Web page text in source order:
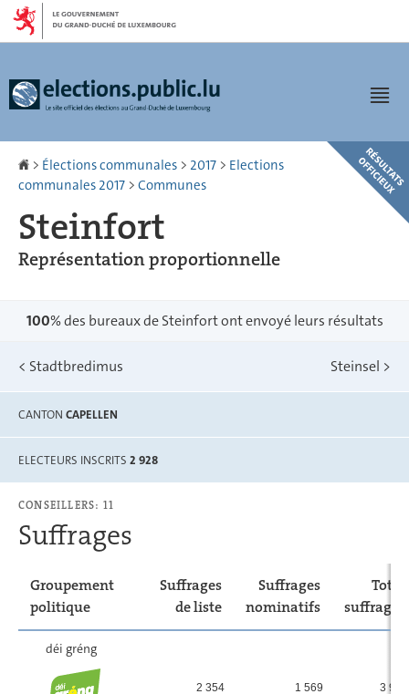
Aller
navigation
Aller
Accueil
> Élections communales > 2017 > Elections
communales 2017 > Communes
Steinfort
Représentation proportionnelle
100% des bureaux de Steinfort ont envoyé leurs résultats
< Stadtbredimus Steinsel >
CANTON CAPELLEN
ELECTEURS INSCRITS 2 928
CONSEILLERS: 11
Suffrages
Groupement
politique
Suffrages
de liste
Suffrages
nominatifs
Total
suffrages
déi gréng
2 354 1 569 3 923